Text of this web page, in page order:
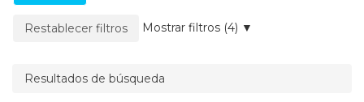
La página se recargará cuando se elimine un filtro.
Restablecer filtros Mostrar filtros (4)
Resultados de búsqueda